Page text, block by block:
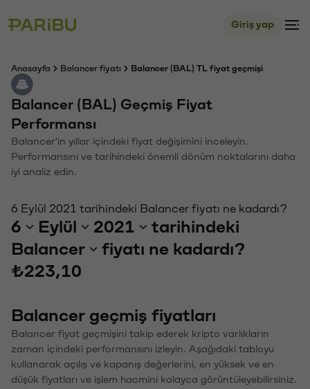
Giriş yap
Anasayfa Balancer fiyatı Balancer (BAL) TL fiyat geçmişi
Balancer (BAL) Geçmiş Fiyat
Performansı
Balancer'in yıllar içindeki fiyat değişimini inceleyin.
Performansını ve tarihindeki önemli dönüm noktalarını daha
iyi analiz edin.
6 Eylül 2021 tarihindeki Balancer fiyatı ne kadardı?
6 Eylül 2021
tarihindeki
Balancer
fiyatı ne kadardı?
₺223,10
Balancer geçmiş fiyatları
Balancer fiyat geçmişini takip ederek kripto varlıkların
zaman içindeki performansını izleyin. Aşağıdaki tabloyu
kullanarak açılış ve kapanış değerlerini, en yüksek ve en
düşük fiyatları ve işlem hacmini kolayca görüntüleyebilirsiniz.